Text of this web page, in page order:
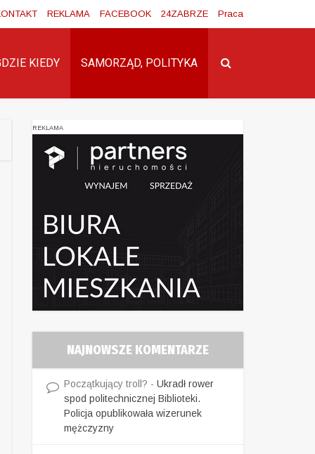
REKLAMA FACEBOOK 24ZABRZE Praca
KIEDY SAMORZĄD, POLITYKA
REKLAMA
NAJNOWSZE KOMENTARZE
Początkujący troll? - Ukradł rower
spod politechnicznej Biblioteki.
Policja opublikowała wizerunek
mężczyzny